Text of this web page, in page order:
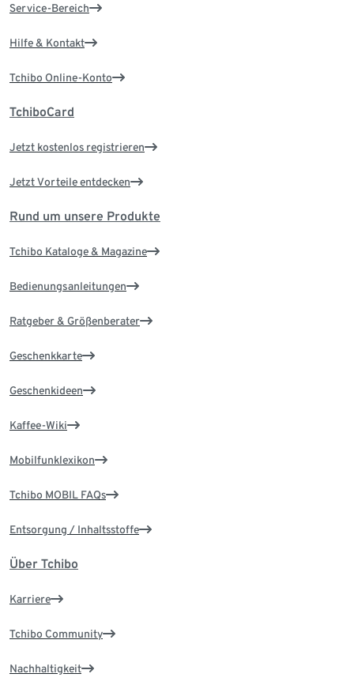
Service-Bereich
Hilfe & Kontakt
Tchibo Online-Konto
TchiboCard
Jetzt kostenlos registrieren
Jetzt Vorteile entdecken
Rund um unsere Produkte
Tchibo Kataloge & Magazine
Bedienungsanleitungen
Ratgeber & Größenberater
Geschenkkarte
Geschenkideen
Kaffee-Wiki
Mobilfunklexikon
Tchibo MOBIL FAQs
Entsorgung / Inhaltsstoffe
Über Tchibo
Karriere
Tchibo Community
Nachhaltigkeit